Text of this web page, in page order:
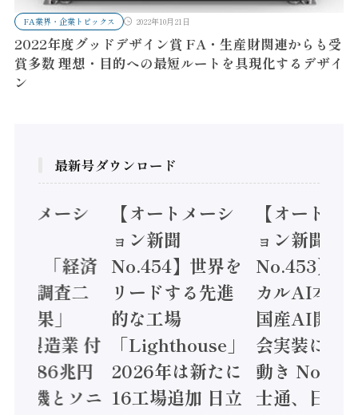
FA業界・企業トピックス 2022年10月21日
2022年度グッドデザイン賞 FA・生産財関連からも受
賞多数 理想・目的への最短ルートを具現化するデザイ
ン
最新号ダウンロード
トメーシ
】「経済
態調査二
結果」
年製造業 付
額86兆円
電機とソニ
【オートメーシ
ョン新聞
No.454】世界を
リードする先進
的な工場
「Lighthouse」
2026年は新たに
16工場追加 日立
【オートメ
ョン新聞
No.453】フ
カルAI本格
国産AI開発
会実装に活
動き
士通、日立